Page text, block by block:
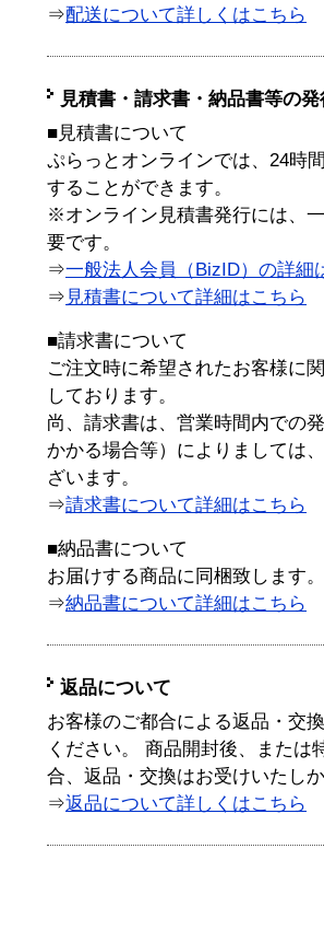
⇒配送について詳しくはこちら
見積書・請求書・納品書等の
■見積書について
ぷらっとオンラインでは、24時
することができます。
※オンライン見積書発行には、
要です。
⇒一般法人会員（BizID）の詳細
⇒ 見積書について詳細はこちら
■請求書について
ご注文時に希望されたお客様に
しております。
尚、請求書は、営業時間内での
かかる場合等）によりましては
ざいます。
⇒請求書について詳細はこちら
■納品書について
お届けする商品に同梱致します。
⇒納品書について詳細はこちら
返品について
お客様のご都合による返品・交
ください。 商品開封後、または
合、返品・交換はお受けいたし
⇒返品について詳しくはこちら